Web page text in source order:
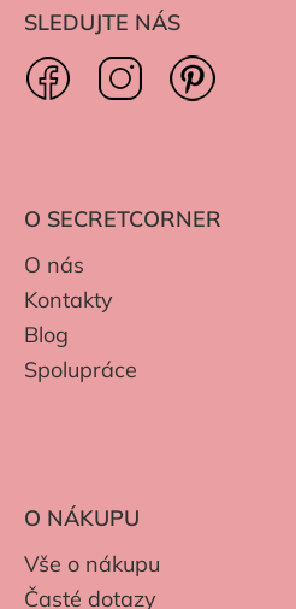
SLEDUJTE NÁS
O SECRETCORNER
O nás
Kontakty
Blog
Spolupráce
O NÁKUPU
Vše o nákupu
Časté dotazy